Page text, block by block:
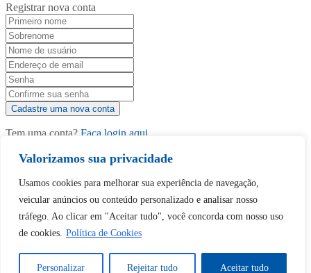
Valorizamos sua privacidade
Usamos cookies para melhorar sua experiência de navegação,
veicular anúncios ou conteúdo personalizado e analisar nosso
tráfego. Ao clicar em "Aceitar tudo", você concorda com nosso uso
de cookies. Política de Cookies
Personalizar Rejeitar tudo Aceitar tudo
Registrar nova conta
Tem uma conta? Faça login aqui
Continuar comGoogle